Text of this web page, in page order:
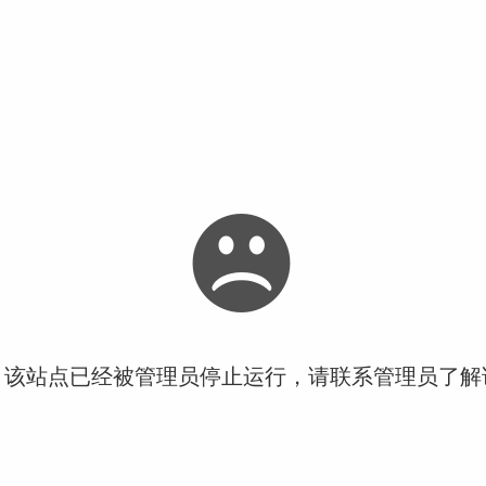
站点已经被管理员停止运行，请联系管理员了